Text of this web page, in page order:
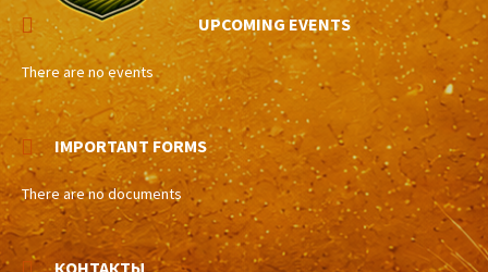
UPCOMING EVENTS
There are no events
IMPORTANT FORMS
There are no documents